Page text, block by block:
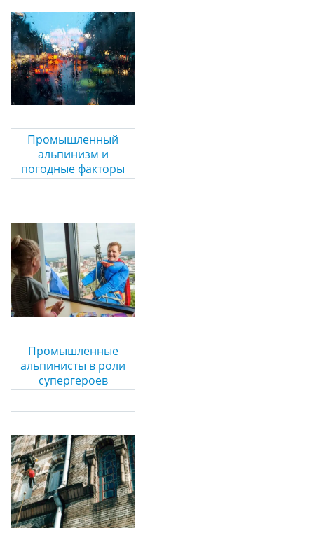
Промышленный
альпинизм и
погодные факторы
Промышленные
альпинисты в роли
супергероев